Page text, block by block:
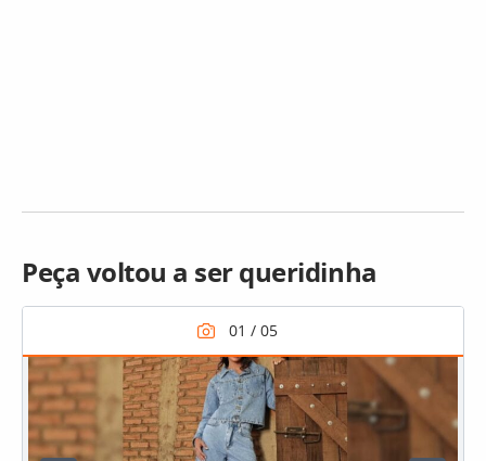
Peça voltou a ser queridinha